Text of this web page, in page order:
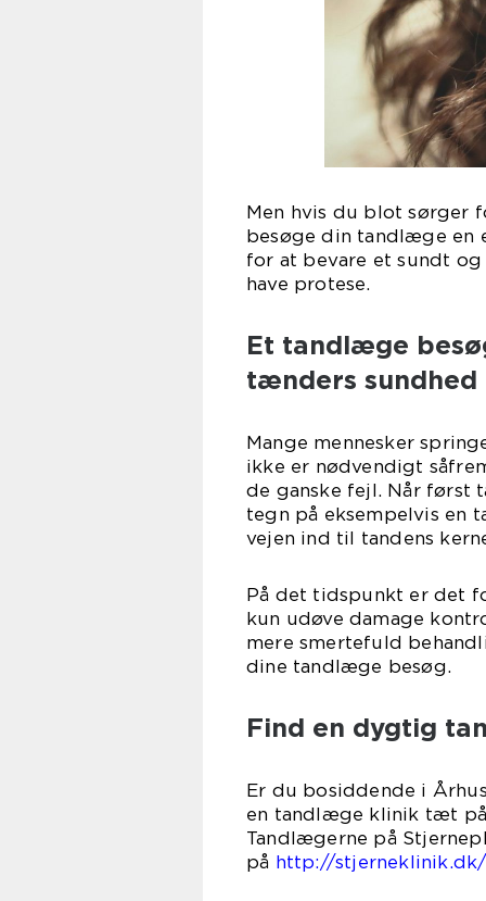
Men hvis du blot sørger
besøge din tandlæge en
for at bevare et sundt
have protese.
Et tandlæge
tænders sundhed
Mange mennesker
ikke er nødvendigt
de ganske fejl. Når først
tegn på eksempelvis en
vejen ind til tandens
På det tidspunkt er det
kun udøve damage
mere smertefuld
dine tandlæge besøg.
Find en dygtig
Er du bosiddende i
en tandlæge klinik tæt
Tandlægerne på
på http://